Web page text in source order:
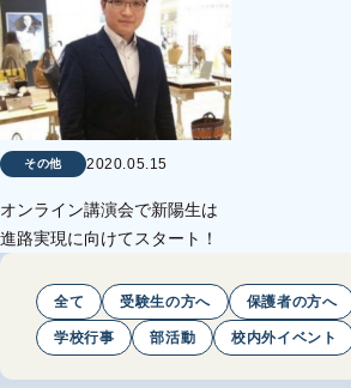
その他 2020.05.15
オンライン講演会で新陽生は
進路実現に向けてスタート！
全て 受験生の方へ 保護者の方へ
学校行事 部活動 校内外イベント